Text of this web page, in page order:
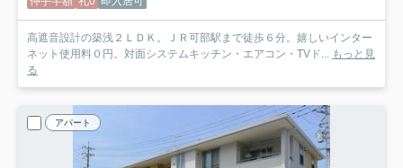
高遮音設計の築浅２ＬＤＫ。ＪＲ可部駅まで徒歩６分。嬉しいインター
ネット使用料０円。対面システムキッチン・エアコン・TVド... もっと見
る
アパート